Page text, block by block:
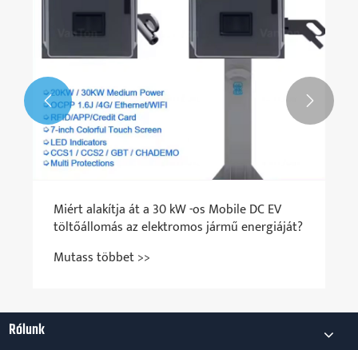
Miért alakítja át a 30 kW -os Mobile DC EV
töltőállomás az elektromos jármű energiáját?
Mutass többet >>
 
Rólunk